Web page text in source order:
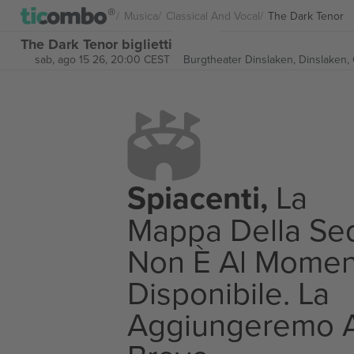
Musica Classical And Vocal The Dark Tenor
The Dark Tenor biglietti
sab, ago 15 26, 20:00 CEST Burgtheater Dinslaken, Dinslaken,
Spiacenti, La
Mappa Della
Non È Al
Disponibile. La
Aggiungeremo